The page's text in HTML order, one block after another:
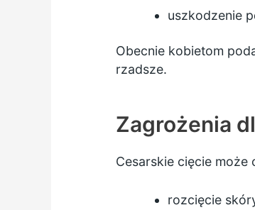
uszkodzenie
Obecnie kobietom
rzadsze.
Zagrożenia
Cesarskie cięcie może
rozcięcie